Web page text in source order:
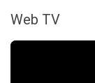
Web TV